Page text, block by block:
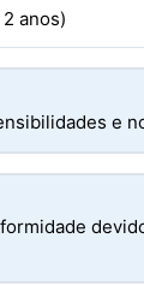
anos)
e